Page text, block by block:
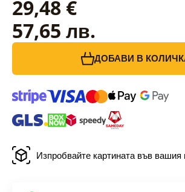
29,48 €
57,65 лв.
ДОБАВИ В
Изпробвайте картината във вашия